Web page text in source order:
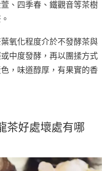
、四季春、鐵觀音等茶樹
氧化程度介於不發酵茶與
中度發酵，再以團揉方式
，味道醇厚，有果實的香
茶好處壞處有哪